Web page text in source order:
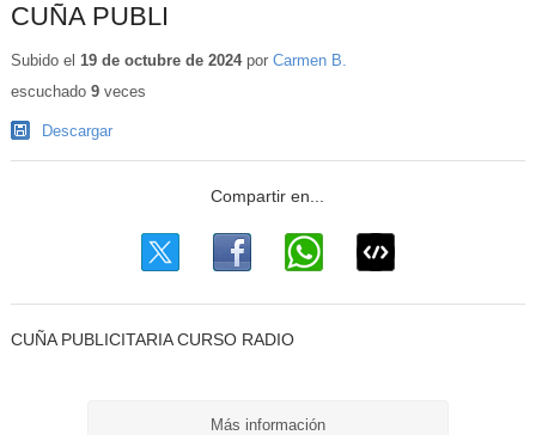
CUÑA PUBLI
Subido el 19 de octubre de 2024por Carmen B.
escuchado 9veces
Descargar
CUÑA PUBLICITARIA CURSO RADIO
Más información